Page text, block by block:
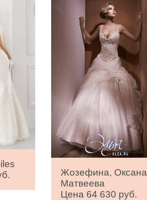
Жозефина, Оксана
Матвеева
Цена 64 630 руб.